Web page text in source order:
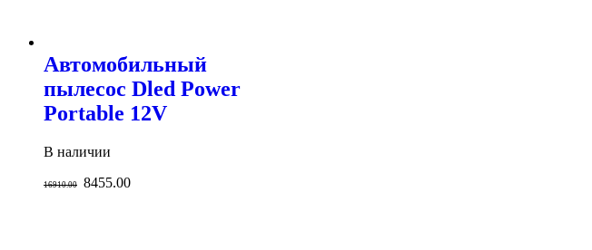
Автомобильный
пылесос Dled Power
Portable 12V
В наличии
16910.00 8455.00